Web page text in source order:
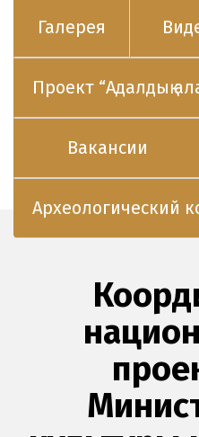
Галерея
Проект “Адалдық
Вакансии
Археологический